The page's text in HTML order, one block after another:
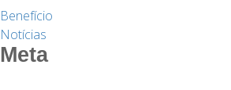
Benefício
Notícias
Meta